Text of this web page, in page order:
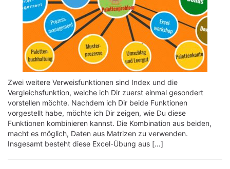
Zwei weitere Verweisfunktionen sind Index und die
Vergleichsfunktion, welche ich Dir zuerst einmal gesondert
vorstellen möchte. Nachdem ich Dir beide Funktionen
vorgestellt habe, möchte ich Dir zeigen, wie Du diese
Funktionen kombinieren kannst. Die Kombination aus beiden,
macht es möglich, Daten aus Matrizen zu verwenden.
Insgesamt besteht diese Excel-Übung aus […]